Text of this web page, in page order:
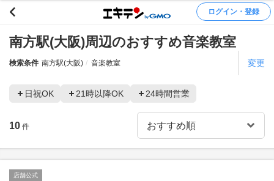
ログイン・登録
南方駅(大阪)周辺のおすすめ音楽教室
検索条件 南方駅(大阪) 音楽教室 変更
日祝OK 21時以降OK 24時間営業
10 件
店舗公式